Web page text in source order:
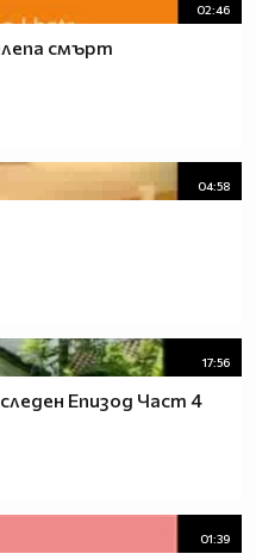
02:46
смърт
04:58
17:56
Епизод Част 4
01:39